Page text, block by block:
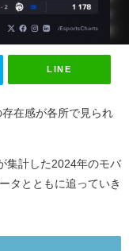
LINE
在感が各所で見られ
集計した2024年のモバ
タとともに追っていき